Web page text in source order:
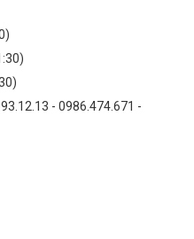
- 0986.474.671 -